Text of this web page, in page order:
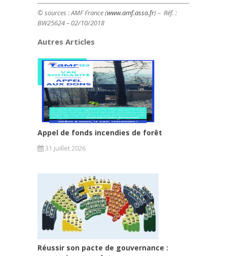
© sources :AMF France (www.amf.asso.fr) – Réf. :
BW25624 – 02/10/2018
Autres Articles
Appel de fonds incendies de forêt
31 juillet 2026
Réussir son pacte de gouvernance :